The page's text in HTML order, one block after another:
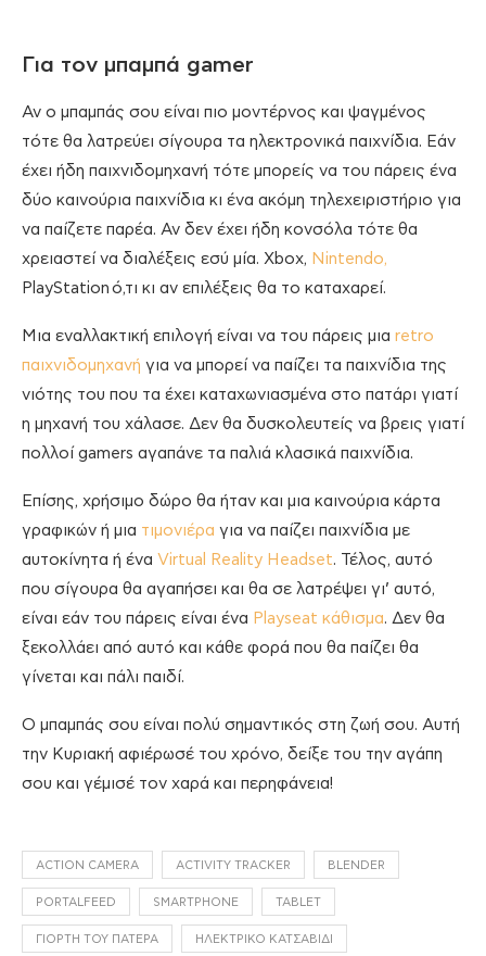
Για τον μπαμπά gamer
Αν ο μπαμπάς σου είναι πιο μοντέρνος και ψαγμένος
τότε θα λατρεύει σίγουρα τα ηλεκτρονικά παιχνίδια. Εάν
έχει ήδη παιχνιδομηχανή τότε μπορείς να του πάρεις ένα
δύο καινούρια παιχνίδια κι ένα ακόμη τηλεχειριστήριο για
να παίζετε παρέα. Αν δεν έχει ήδη κονσόλα τότε θα
χρειαστεί να διαλέξεις εσύ μία. Xbox, Nintendo,
PlayStation ό,τι κι αν επιλέξεις θα το καταχαρεί.
Μια εναλλακτική επιλογή είναι να του πάρεις μια retro
παιχνιδομηχανή για να μπορεί να παίζει τα παιχνίδια της
νιότης του που τα έχει καταχωνιασμένα στο πατάρι γιατί
η μηχανή του χάλασε. Δεν θα δυσκολευτείς να βρεις γιατί
πολλοί gamers αγαπάνε τα παλιά κλασικά παιχνίδια.
Επίσης, χρήσιμο δώρο θα ήταν και μια καινούρια κάρτα
γραφικών ή μια τιμονιέρα για να παίζει παιχνίδια με
αυτοκίνητα ή ένα Virtual Reality Headset. Τέλος, αυτό
που σίγουρα θα αγαπήσει και θα σε λατρέψει γι’ αυτό,
είναι εάν του πάρεις είναι ένα Playseat κάθισμα. Δεν θα
ξεκολλάει από αυτό και κάθε φορά που θα παίζει θα
γίνεται και πάλι παιδί.
Ο μπαμπάς σου είναι πολύ σημαντικός στη ζωή σου. Αυτή
την Κυριακή αφιέρωσέ του χρόνο, δείξε του την αγάπη
σου και γέμισέ τον χαρά και περηφάνεια!
ACTION CAMERA ACTIVITY TRACKER BLENDER
PORTALFEED SMARTPHONE TABLET
ΓΙΟΡΤΉ ΤΟΥ ΠΑΤΈΡΑ ΗΛΕΚΤΡΙΚΌ ΚΑΤΣΑΒΊΔΙ